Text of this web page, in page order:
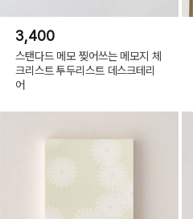
3,400
스탠다드 메모 찢어쓰는 메모지 체
크리스트 투두리스트 데스크테리
어